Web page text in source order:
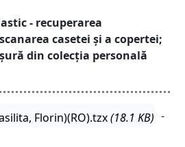
- recuperarea
casetei și a copertei;
din colecția personală
Florin)(RO).tzx(18.1 KB) -